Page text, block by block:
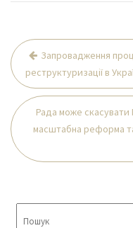
Навігація
записів
Запровадження
реструктуризації в
Рада може скасувати
масштабна реформа